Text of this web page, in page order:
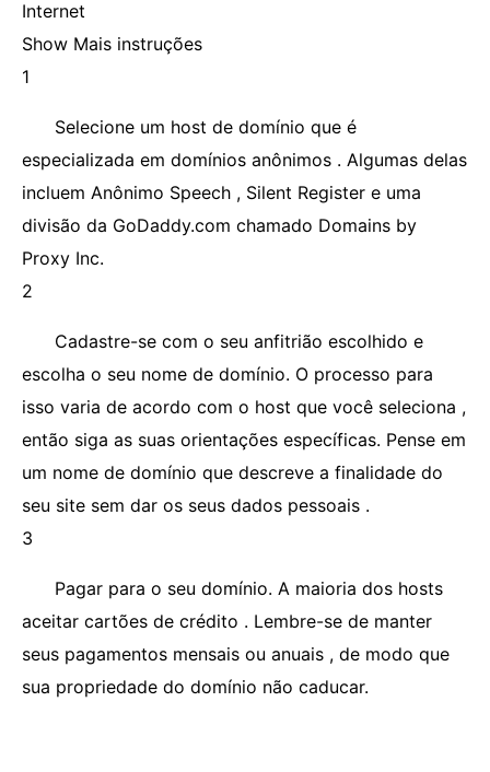
Internet
Show Mais instruções
1
Selecione um host de domínio que é
especializada em domínios anônimos . Algumas delas
incluem Anônimo Speech , Silent Register e uma
divisão da GoDaddy.com chamado Domains by
Proxy Inc.
2
Cadastre-se com o seu anfitrião escolhido e
escolha o seu nome de domínio. O processo para
isso varia de acordo com o host que você seleciona ,
então siga as suas orientações específicas. Pense em
um nome de domínio que descreve a finalidade do
seu site sem dar os seus dados pessoais .
3
Pagar para o seu domínio. A maioria dos hosts
aceitar cartões de crédito . Lembre-se de manter
seus pagamentos mensais ou anuais , de modo que
sua propriedade do domínio não caducar.